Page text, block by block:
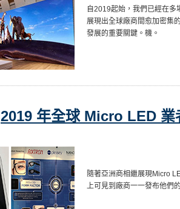
自2019起始，我們已經在多
展現出全球廠商間愈加密集
發展的重要關鍵。機。
2019 年全球 Micro LED 業
隨著亞洲商相繼展現Micro
上可見到廠商一一發布他們